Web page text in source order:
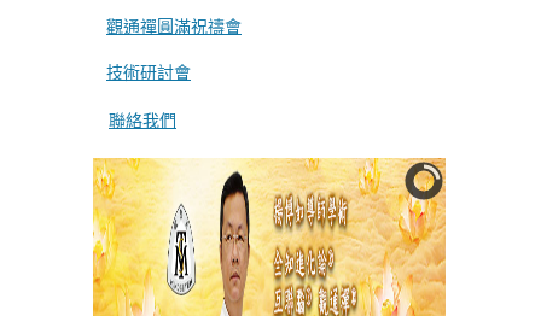
觀通禪圓滿祝禱會
技術研討會
聯絡我們